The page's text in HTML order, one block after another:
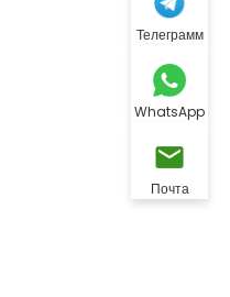
Телеграмм
WhatsApp
Почта